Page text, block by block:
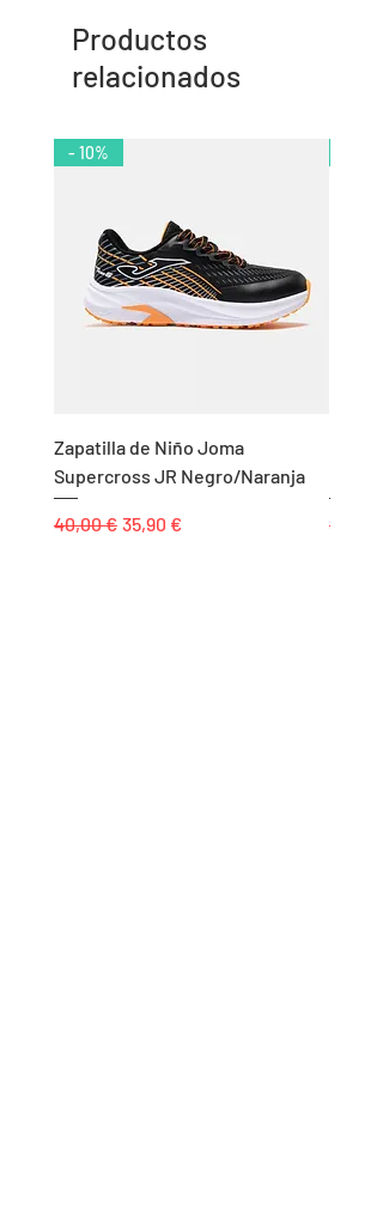
Productos
relacionados
- 10%
Zapatilla de Niño Joma
Supercross JR Negro/Naranja
Precio
40,00 € Precio de oferta
35,90 € Precio
85,00 €